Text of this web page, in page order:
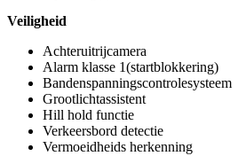
Veiligheid
Achteruitrijcamera
Alarm klasse 1(startblokkering)
Bandenspanningscontrolesysteem
Grootlichtassistent
Hill hold functie
Verkeersbord detectie
Vermoeidheids herkenning